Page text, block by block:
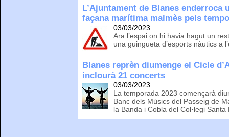
L’Ajuntament de Blanes enderroca
façana marítima malmès pels
03/03/2023
Ara l’espai on hi havia hagut un
una guingueta d’esports nàutics a
Blanes reprèn diumenge el Cicle
inclourà 21 concerts
03/03/2023
La temporada 2023 començarà
Banc dels Músics del Passeig de
la Banda i Cobla del Col·legi Santa